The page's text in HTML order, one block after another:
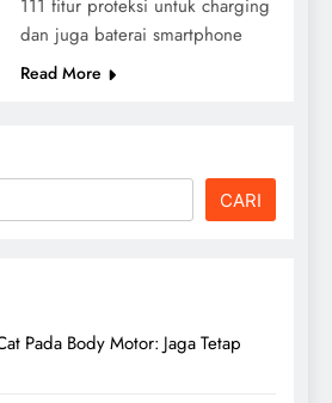
111 fitur proteksi untuk charging
dan juga baterai smartphone
Read More
CARI
Pada Body Motor: Jaga Tetap